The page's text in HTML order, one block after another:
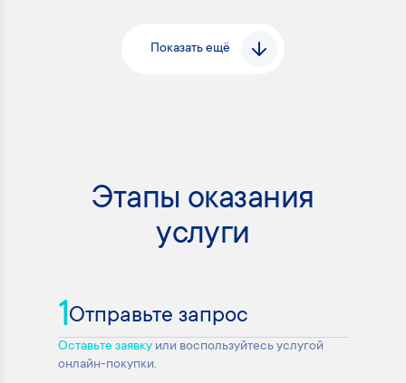
Показать ещё
Этапы оказания
услуги
1Отправьте запрос
Оставьте заявку или воспользуйтесь услугой
онлайн-покупки.